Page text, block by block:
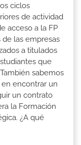
ciclos
de actividad
acceso a la FP
las empresas
a titulados
que
sabemos
encontrar un
un contrato
la Formación
¿A qué